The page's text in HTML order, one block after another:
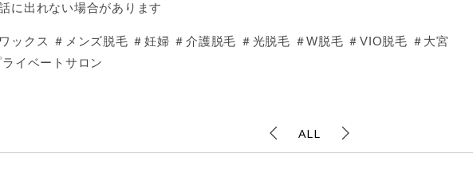
に出れない場合があります
ックス ＃メンズ脱毛 ＃妊婦 ＃介護脱毛 ＃光脱毛 ＃W脱毛 ＃VIO脱毛 ＃大宮
イベートサロン
ALL